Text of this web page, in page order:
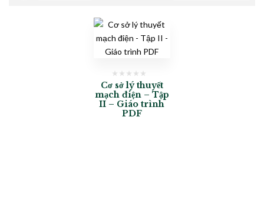
Cơ sở lý thuyết
mạch điện – Tập
II – Giáo trình
PDF